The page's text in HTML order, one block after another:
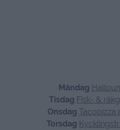
Måndag
Tisdag Fisk- &
Onsdag Tacopizza
Torsdag